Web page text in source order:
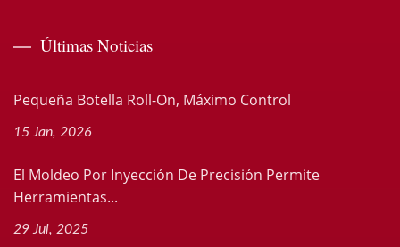
Últimas Noticias
Pequeña Botella Roll-On, Máximo Control
15 Jan, 2026
El Moldeo Por Inyección De Precisión Permite
Herramientas...
29 Jul, 2025